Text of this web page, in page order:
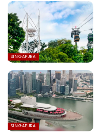
SINGAPURA
SINGAPURA